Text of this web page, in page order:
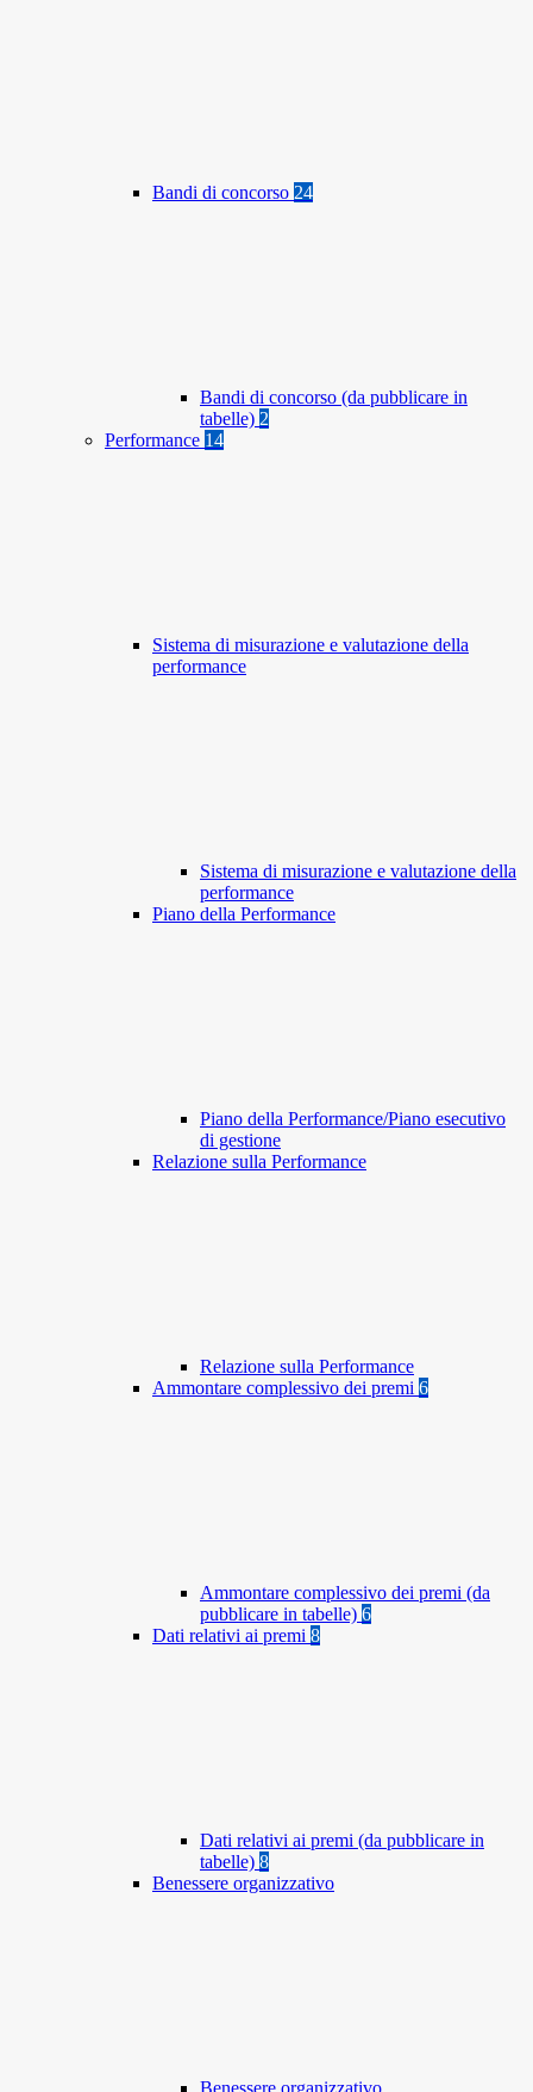
Bandi di concorso 24
Bandi di concorso (da pubblicare in
tabelle) 2
Performance 14
Sistema di misurazione e valutazione della
performance
Sistema di misurazione e valutazione della
performance
Piano della Performance
Piano della Performance/Piano esecutivo
di gestione
Relazione sulla Performance
Relazione sulla Performance
Ammontare complessivo dei premi 6
Ammontare complessivo dei premi (da
pubblicare in tabelle) 6
Dati relativi ai premi 8
Dati relativi ai premi (da pubblicare in
tabelle) 8
Benessere organizzativo